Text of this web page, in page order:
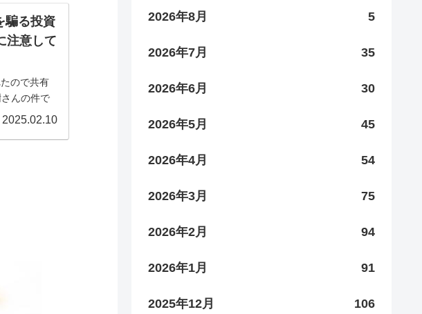
騙る投資
注意して
ので共有
んの件で
2025.02.10
2026年8月 5
2026年7月 35
2026年6月 30
2026年5月 45
2026年4月 54
2026年3月 75
2026年2月 94
2026年1月 91
2025年12月 106